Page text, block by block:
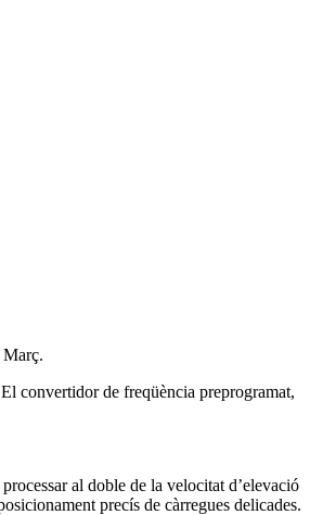
Març.
convertidor de freqüència preprogramat,
al doble de la velocitat d’elevació
precís de càrregues delicades.